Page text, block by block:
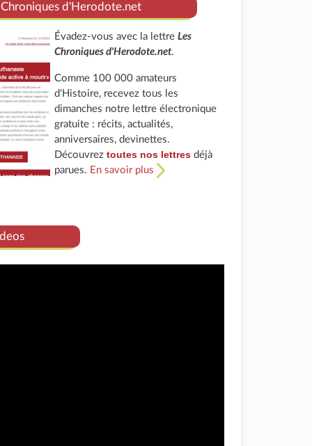
Chroniques d'Herodote.net
Évadez-vous avec la lettreLes
Chroniques d'Herodote.net.
Comme 100 000 amateurs
d'Histoire, recevez tous les
dimanches notre lettre électronique
gratuite : récits, actualités,
anniversaires, devinettes.
Découvreztoutes nos lettres déjà
parues. En savoir plus